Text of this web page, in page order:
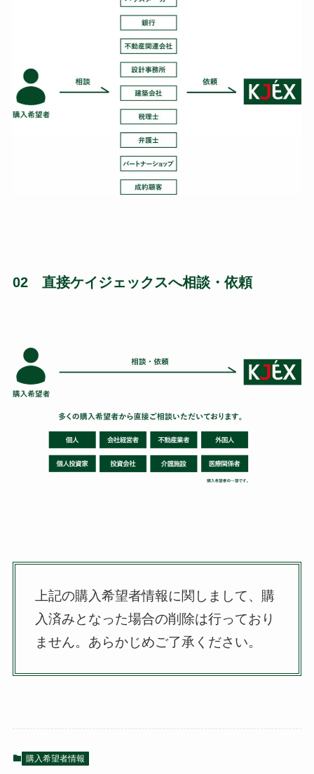
02 直接ケイジェックスへ相談・依頼
上記の購入希望者情報に関しまして、購
入済みとなった場合の削除は行っており
ません。 あらかじめご了承ください。
購入希望者情報